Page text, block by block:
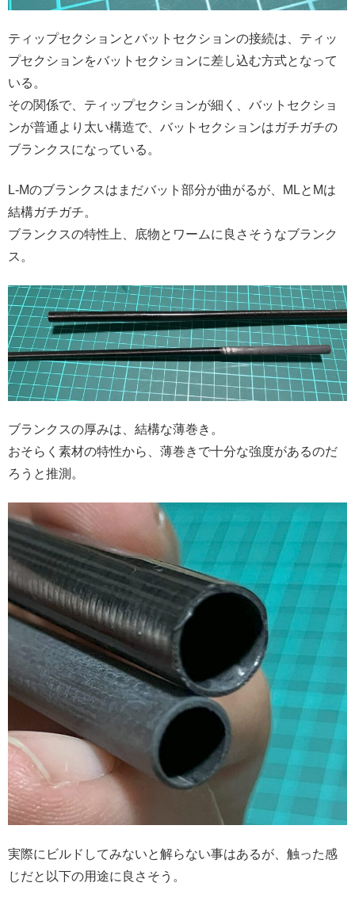
ティップセクションとバットセクションの接続は、ティッ
プセクションをバットセクションに差し込む方式となって
いる。
その関係で、ティップセクションが細く、バットセクショ
ンが普通より太い構造で、バットセクションはガチガチの
ブランクスになっている。
L-Mのブランクスはまだバット部分が曲がるが、MLとMは
結構ガチガチ。
ブランクスの特性上、底物とワームに良さそうなブランク
ス。
ブランクスの厚みは、結構な薄巻き。
おそらく素材の特性から、薄巻きで十分な強度があるのだ
ろうと推測。
実際にビルドしてみないと解らない事はあるが、触った感
じだと以下の用途に良さそう。